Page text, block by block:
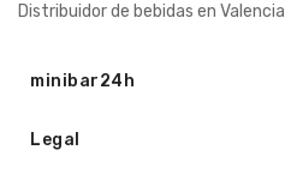
Distribuidor de bebidas en Valencia
minibar24h
Legal